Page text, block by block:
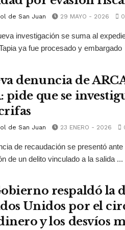
de San Juan 29 MAYO - 2026 0
investigación se suma al
ya fue procesado y embargado
denuncia de
pide que se
de San Juan 23 ENERO - 2026
de recaudación se presentó
de un delito vinculado a la salida ...
respaldó la
Unidos por el
y los desvíos